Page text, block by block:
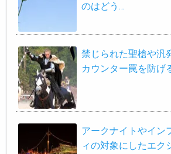
のはどう…
禁じられた聖槍や汎
カウンター罠を防げ
アークナイトやイン
ィの対象にしたエク